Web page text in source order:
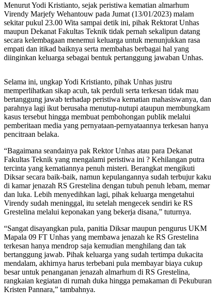
Menurut Yodi Kristianto, sejak peristiwa kematian almarhum
Virendy Marjefy Wehantouw pada Jumat (13/01/2023) malam
sekitar pukul 23.00 Wita sampai detik ini, pihak Rektorat Unhas
maupun Dekanat Fakultas Teknik tidak pernah sekalipun datang
secara kelembagaan menemui keluarga untuk menunjukkan rasa
empati dan itikad baiknya serta membahas berbagai hal yang
diinginkan keluarga sebagai bentuk pertanggung jawaban Unhas.
Selama ini, ungkap Yodi Kristianto, pihak Unhas justru
memperlihatkan sikap acuh, tak perduli serta terkesan tidak mau
bertanggung jawab terhadap peristiwa kematian mahasiswanya, dan
parahnya lagi ikut berusaha menutup-nutupi ataupun membungkam
kasus tersebut hingga membuat pembohongan publik melalui
pemberitaan media yang pernyataan-pernyataannya terkesan hanya
pencitraan belaka.
“Bagaimana seandainya pak Rektor Unhas atau para Dekanat
Fakultas Teknik yang mengalami peristiwa ini ? Kehilangan putra
tercinta yang kematiannya penuh misteri. Berangkat mengikuti
Diksar secara baik-baik, namun kepulangannya sudah terbujur kaku
di kamar jenazah RS Grestelina dengan tubuh penuh lebam, memar
dan luka. Lebih menyedihkan lagi, pihak keluarga mengetahui
Virendy sudah meninggal, itu setelah mengecek sendiri ke RS
Grestelina melalui keponakan yang bekerja disana,” tuturnya.
“Sangat disayangkan pula, panitia Diksar maupun pengurus UKM
Mapala 09 FT Unhas yang membawa jenazah ke RS Grestelina
terkesan hanya mendrop saja kemudian menghilang dan tak
bertanggung jawab. Pihak keluarga yang sudah tertimpa dukacita
mendalam, akhirnya harus terbebani pula membayar biaya cukup
besar untuk penanganan jenazah almarhum di RS Grestelina,
rangkaian kegiatan di rumah duka hingga pemakaman di Pekuburan
Kristen Pannara,” tambahnya.